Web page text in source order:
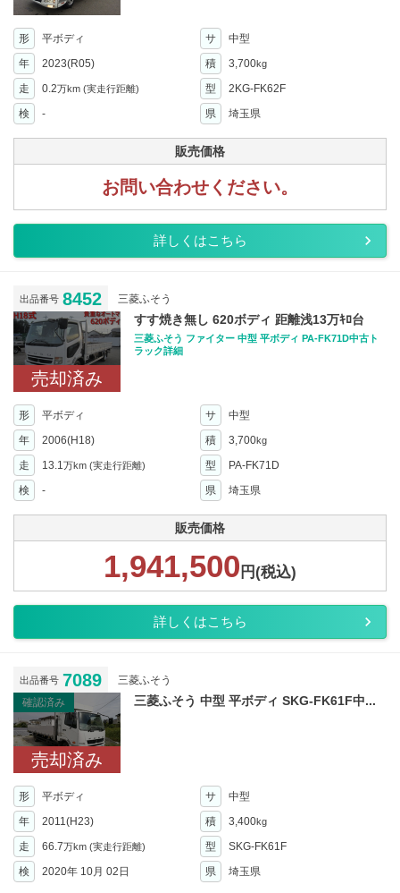
形 平ボディ サ
中型
年
2023(R05) 積 3,700kg
走 0.2万km (実走行距離) 型
2KG-FK62F
検
- 県 埼玉県
販売価格
お問い合わせください。
詳しくはこちら
出品番号 8452 三菱ふそう
売却済み
すす焼き無し 620ボディ 距離浅13万ｷﾛ台
三菱ふそう ファイター 中型 平ボディ PA-FK71D中古ト
ラック詳細
形 平ボディ サ
中型
年
2006(H18) 積 3,700kg
走 13.1万km (実走行距離) 型
PA-FK71D
検
- 県 埼玉県
販売価格
1,941,500 円(税込)
詳しくはこちら
出品番号 7089
三菱ふそう
確認済み
売却済み
三菱ふそう 中型 平ボディ SKG-FK61F中...
形 平ボディ サ
中型
年
2011(H23) 積 3,400kg
走 66.7万km (実走行距離) 型
SKG-FK61F
検
2020年 10月 02日 県 埼玉県